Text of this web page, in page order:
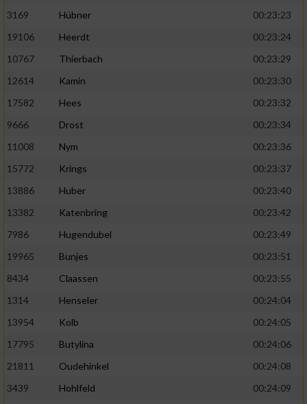
3169
Hübner
00:23:23
19106
Heerdt
00:23:24
10767
Thierbach
00:23:29
12614
Kamin
00:23:30
17582
Hees
00:23:32
9666
Drost
00:23:34
11008
Nym
00:23:36
15772
Krings
00:23:37
13886
Huber
00:23:40
13382
Katenbring
00:23:42
7986
Hugendubel
00:23:49
19965
Bunjes
00:23:51
8434
Claassen
00:23:55
1314
Henseler
00:24:04
13954
Kolb
00:24:05
17795
Butylina
00:24:06
21811
Oudehinkel
00:24:08
3439
Hohlfeld 00:24:09